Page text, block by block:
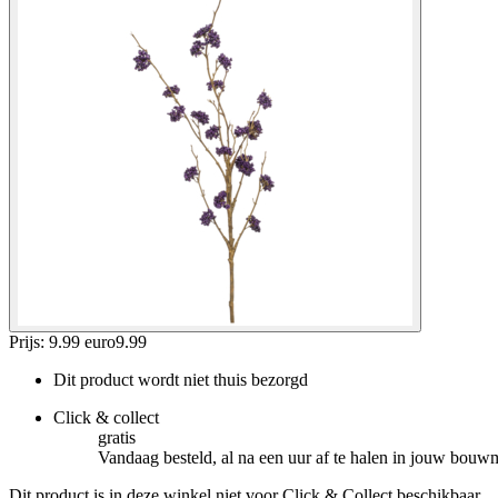
Prijs: 9.99 euro9.99
Dit product wordt niet thuis bezorgd
Click & collect
gratis
Vandaag besteld, al na een uur af te halen in jouw